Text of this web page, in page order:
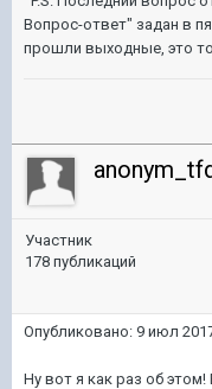
Вопрос-ответ" задан в
прошли выходные, это
Участник
178 публикаций
Опубликовано: 9 июл
Ну вот я как раз об